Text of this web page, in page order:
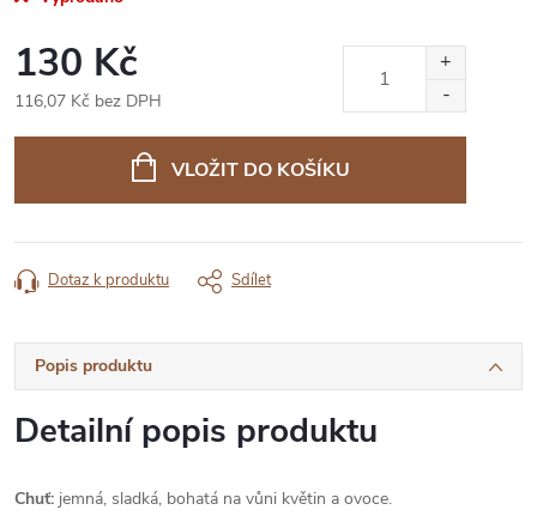
130 Kč
116,07 Kč bez DPH
VLOŽIT DO KOŠÍKU
Dotaz k produktu Sdílet
Popis produktu
Detailní popis produktu
Chuť: jemná, sladká, bohatá na vůni květin a ovoce.